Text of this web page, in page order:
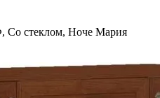
стеклом, Ноче Мария